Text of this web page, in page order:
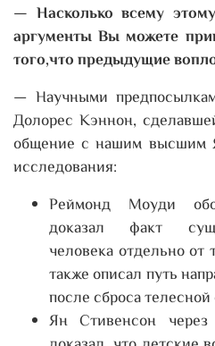
— Насколько всему
аргументы Вы можете
того,что предыдущие
— Научными
Долорес Кэннон,
общение с нашим высшим
исследования:
Реймонд Моуди
доказал факт
человека отдельно от
также описал путь
после сброса
Ян Стивенсон